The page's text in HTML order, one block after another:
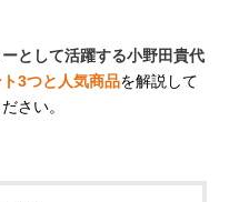
として活躍する小野田貴代
3つと人気商品を解説して
さい。